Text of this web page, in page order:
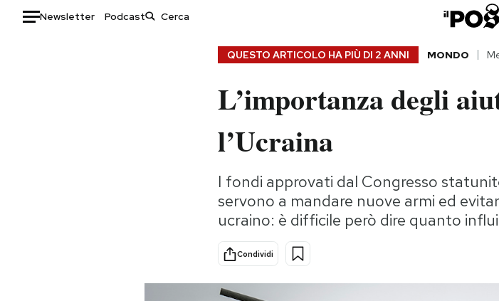
Newsletter Podcast
Storie/Idee
Ok Boomer!
Altrecose
Mondiali calcio 2026
QUESTO ARTICOLO HA PIÙ DI 2 ANNI MONDO
L’importanza degli
l’Ucraina
I fondi approvati dal Congresso
servono a mandare nuove armi ed
ucraino: è difficile però dire quanto
Condividi